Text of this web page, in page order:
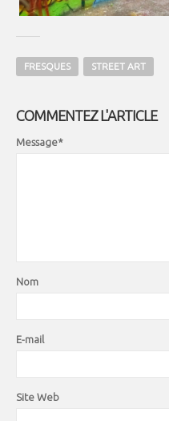
FRESQUES STREET ART
COMMENTEZ L'ARTICLE
Message*
Nom
E-mail
Site Web